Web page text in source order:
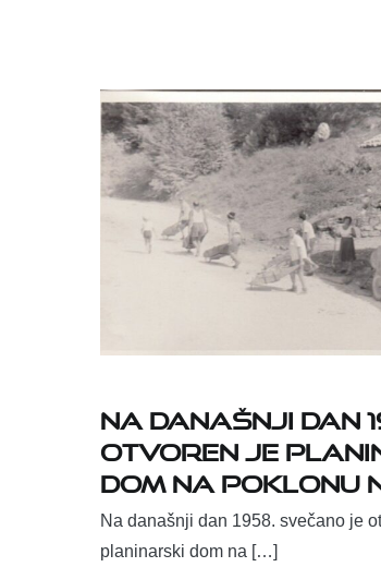
Na današnji dan
otvoren je
dom na Poklonu
Na današnji dan 1958. svečano je
planinarski dom na […]